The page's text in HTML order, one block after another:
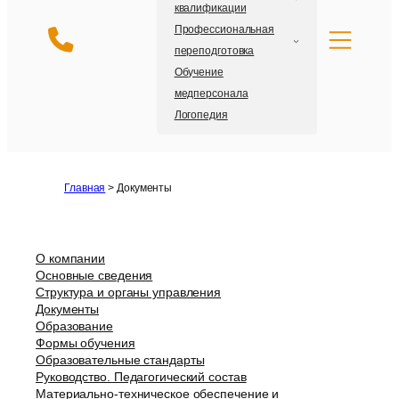
квалификации
Профессиональная
переподготовка
Обучение
медперсонала
Логопедия
Главная >Документы
О компании
Основные сведения
Структура и органы управления
Документы
Образование
Формы обучения
Образовательные стандарты
Руководство. Педагогический состав
Материально-техническое обеспечение и